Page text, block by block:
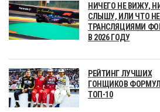
НИЧЕГО НЕ ВИЖУ,
СЛЫШУ, ИЛИ ЧТО НЕ
ТРАНСЛЯЦИЯМИ
В 2026 ГОДУ
РЕЙТИНГ ЛУЧШИХ
ГОНЩИКОВ
ТОП-10